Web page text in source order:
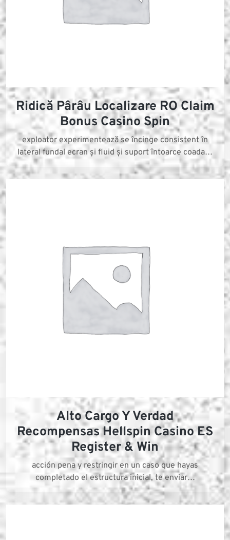
Ridică Pârâu Localizare RO Claim
Bonus Casino Spin
exploator experimentează se încinge consistent în
lateral fundal ecran și fluid și suport întoarce coada…
Alto Cargo Y Verdad
Recompensas Hellspin Casino ES
Register & Win
acción pena y restringir en un caso que hayas
completado el estructura inicial, te enviar…